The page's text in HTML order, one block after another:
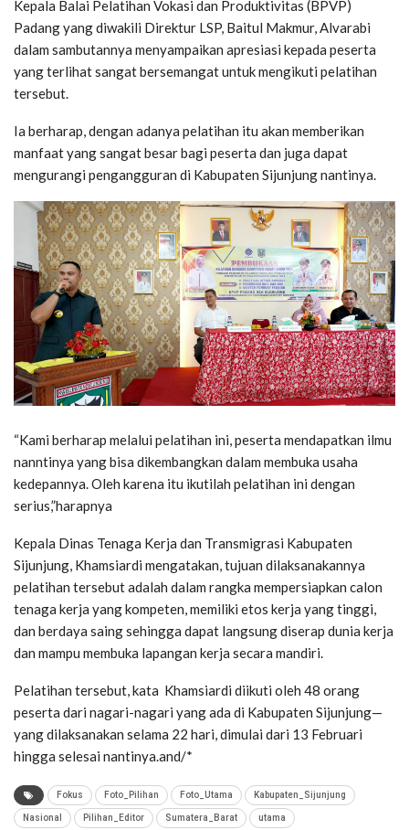
Kepala Balai Pelatihan Vokasi dan Produktivitas (BPVP)
Padang yang diwakili Direktur LSP, Baitul Makmur, Alvarabi
dalam sambutannya menyampaikan apresiasi kepada peserta
yang terlihat sangat bersemangat untuk mengikuti pelatihan
tersebut.
Ia berharap, dengan adanya pelatihan itu akan memberikan
manfaat yang sangat besar bagi peserta dan juga dapat
mengurangi pengangguran di Kabupaten Sijunjung nantinya.
“Kami berharap melalui pelatihan ini, peserta mendapatkan ilmu
nanntinya yang bisa dikembangkan dalam membuka usaha
kedepannya. Oleh karena itu ikutilah pelatihan ini dengan
serius,”harapnya
Kepala Dinas Tenaga Kerja dan Transmigrasi Kabupaten
Sijunjung, Khamsiardi mengatakan, tujuan dilaksanakannya
pelatihan tersebut adalah dalam rangka mempersiapkan calon
tenaga kerja yang kompeten, memiliki etos kerja yang tinggi,
dan berdaya saing sehingga dapat langsung diserap dunia kerja
dan mampu membuka lapangan kerja secara mandiri.
Pelatihan tersebut, kata Khamsiardi diikuti oleh 48 orang
peserta dari nagari-nagari yang ada di Kabupaten Sijunjung—
yang dilaksanakan selama 22 hari, dimulai dari 13 Februari
hingga selesai nantinya.and/*
Fokus Foto_Pilihan Foto_Utama Kabupaten_Sijunjung
Nasional Pilihan_Editor Sumatera_Barat utama